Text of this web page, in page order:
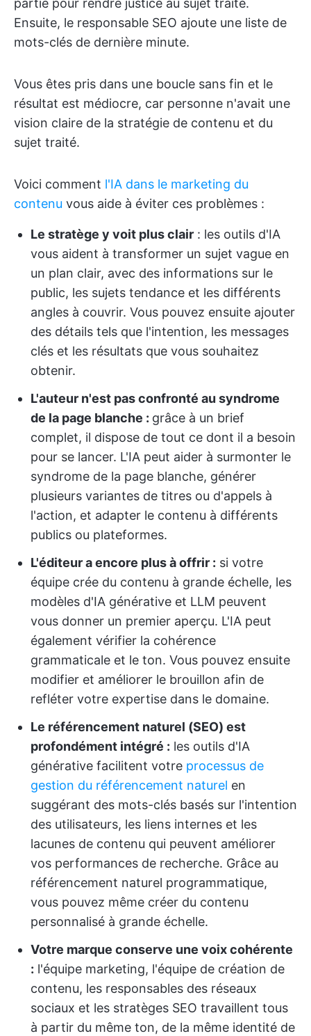
partie pour rendre justice au sujet traité.
Ensuite, le responsable SEO ajoute une liste de
mots-clés de dernière minute.
Vous êtes pris dans une boucle sans fin et le
résultat est médiocre, car personne n'avait une
vision claire de la stratégie de contenu et du
sujet traité.
Voici comment l'IA dans le marketing du
contenu vous aide à éviter ces problèmes :
Le stratège y voit plus clair : les outils d'IA
vous aident à transformer un sujet vague en
un plan clair, avec des informations sur le
public, les sujets tendance et les différents
angles à couvrir. Vous pouvez ensuite ajouter
des détails tels que l'intention, les messages
clés et les résultats que vous souhaitez
obtenir.
L'auteur n'est pas confronté au syndrome
de la page blanche : grâce à un brief
complet, il dispose de tout ce dont il a besoin
pour se lancer. L'IA peut aider à surmonter le
syndrome de la page blanche, générer
plusieurs variantes de titres ou d'appels à
l'action, et adapter le contenu à différents
publics ou plateformes.
L'éditeur a encore plus à offrir : si votre
équipe crée du contenu à grande échelle, les
modèles d'IA générative et LLM peuvent
vous donner un premier aperçu. L'IA peut
également vérifier la cohérence
grammaticale et le ton. Vous pouvez ensuite
modifier et améliorer le brouillon afin de
refléter votre expertise dans le domaine.
Le référencement naturel (SEO) est
profondément intégré : les outils d'IA
générative facilitent votre processus de
gestion du référencement naturel en
suggérant des mots-clés basés sur l'intention
des utilisateurs, les liens internes et les
lacunes de contenu qui peuvent améliorer
vos performances de recherche. Grâce au
référencement naturel programmatique,
vous pouvez même créer du contenu
personnalisé à grande échelle.
Votre marque conserve une voix cohérente
: l'équipe marketing, l'équipe de création de
contenu, les responsables des réseaux
sociaux et les stratèges SEO travaillent tous
à partir du même ton, de la même identité de